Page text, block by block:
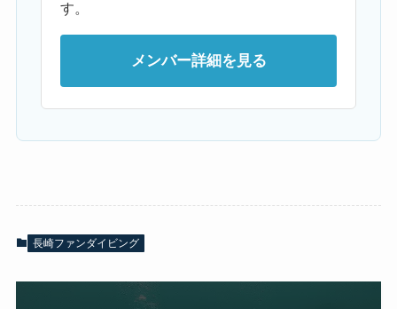
す。
メンバー詳細を見る
長崎ファンダイビング